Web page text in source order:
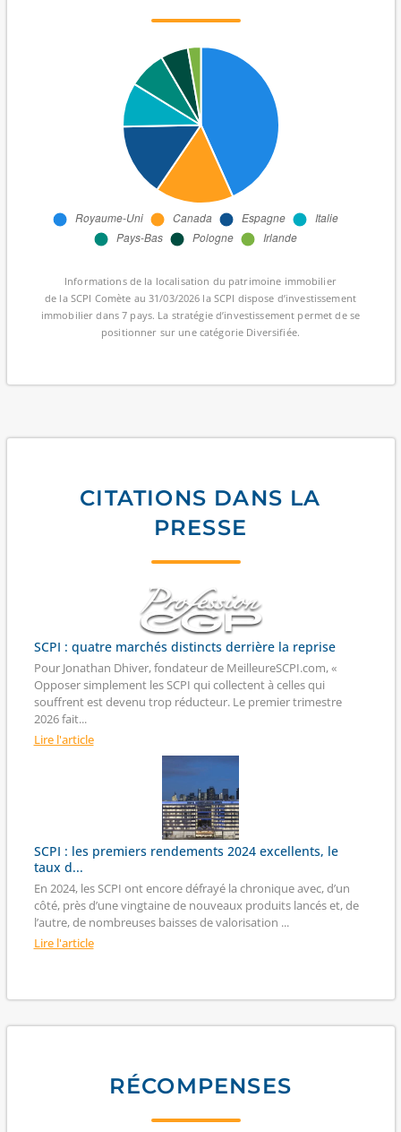
Informations de la localisation du patrimoine immobilier
de la SCPI Comète au 31/03/2026 la SCPI dispose d’investissement
immobilier dans 7 pays. La stratégie d’investissement permet de se
positionner sur une catégorie Diversifiée.
CITATIONS DANS LA
PRESSE
SCPI : quatre marchés distincts derrière la reprise
Pour Jonathan Dhiver, fondateur de MeilleureSCPI.com, «
Opposer simplement les SCPI qui collectent à celles qui
souffrent est devenu trop réducteur. Le premier trimestre
2026 fait...
Lire l'article
SCPI : les premiers rendements 2024 excellents, le
taux d...
En 2024, les SCPI ont encore défrayé la chronique avec, d’un
côté, près d’une vingtaine de nouveaux produits lancés et, de
l’autre, de nombreuses baisses de valorisation ...
Lire l'article
RÉCOMPENSES